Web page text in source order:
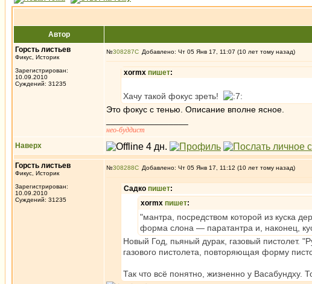
Автор
Горсть листьев
Фикус, Историк
Зарегистрирован:
10.09.2010
Суждений: 31235
№308287 Добавлено: Чт 05 Янв 17, 11:07 (10 лет тому назад)
xormx пишет:
Хачу такой фокус зреть!
Это фокус с тенью. Описание вполне ясное.
нео-буддист
Наверх
Горсть листьев
Фикус, Историк
Зарегистрирован:
10.09.2010
Суждений: 31235
№308288 Добавлено: Чт 05 Янв 17, 11:12 (10 лет тому назад)
Садко пишет:
xormx пишет:
"мантра, посредством которой из куска
форма слона — паратантра и, наконец,
Новый Год, пьяный дурак, газовый пистолет.
газового пистолета, повторяющая форму
Так что всё понятно, жизненно у Васабундху.